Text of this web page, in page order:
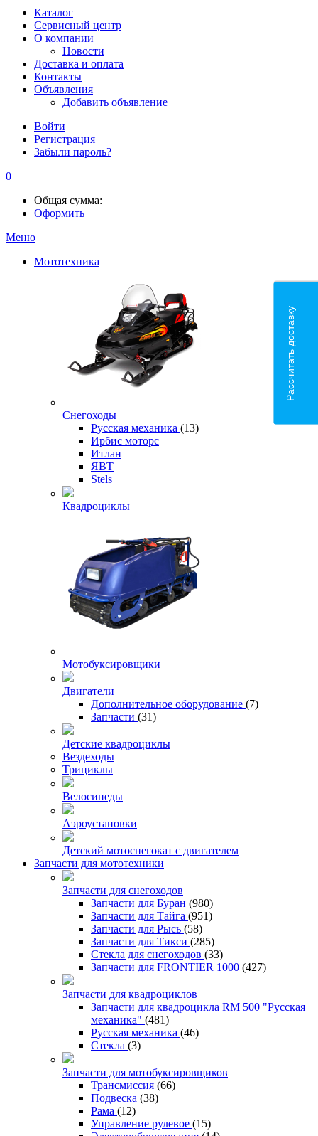
Каталог
Сервисный центр
О компании
Новости
Доставка и оплата
Контакты
Объявления
Добавить объявление
Войти
Регистрация
Забыли пароль?
0
Общая сумма:
Оформить
Меню
Мототехника
Снегоходы
Русская механика (13)
Ирбис моторс
Итлан
ЯВТ
Stels
Квадроциклы
Мотобуксировщики
Двигатели
Дополнительное оборудование (7)
Запчасти (31)
Детские квадроциклы
Вездеходы
Трициклы
Велосипеды
Аэроустановки
Детский мотоснегокат с двигателем
Запчасти для мототехники
Запчасти для снегоходов
Запчасти для Буран (980)
Запчасти для Тайга (951)
Запчасти для Рысь (58)
Запчасти для Тикси (285)
Стекла для снегоходов (33)
Запчасти для FRONTIER 1000 (427)
Запчасти для квадроциклов
Запчасти для квадроцикла RM 500 "Русская
механика" (481)
Русская механика (46)
Стекла (3)
Запчасти для мотобуксировщиков
Трансмиссия (66)
Подвеска (38)
Рама (12)
Управление рулевое (15)
Рассчитать доставку